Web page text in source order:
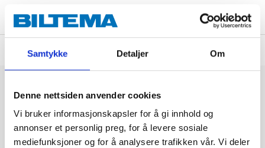
Samtykke Detaljer Om
Denne nettsiden anvender cookies
Vi bruker informasjonskapsler for å gi innhold og
annonser et personlig preg, for å levere sosiale
mediefunksjoner og for å analysere trafikken vår. Vi deler
Om produsenten